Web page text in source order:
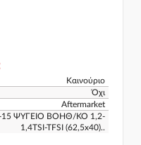
Καινούριο
Όχι
Aftermarket
15 ΨΥΓΕΙΟ ΒΟΗΘ/ΚΟ 1,2-
1,4TSI-TFSI (62,5x40)..